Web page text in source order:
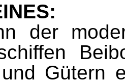
der
Gütern